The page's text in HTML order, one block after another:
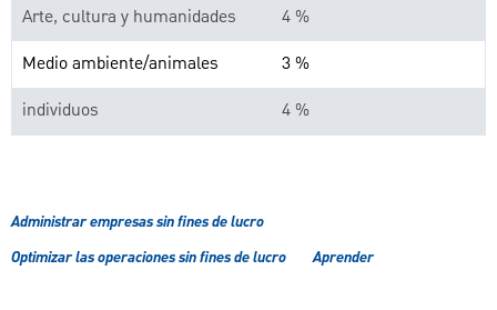
Arte, cultura y humanidades
4 %
Medio ambiente/animales
3 %
individuos
4 %
Administrar empresas sin fines de lucro
Optimizar las operaciones sin fines de lucro
Aprender